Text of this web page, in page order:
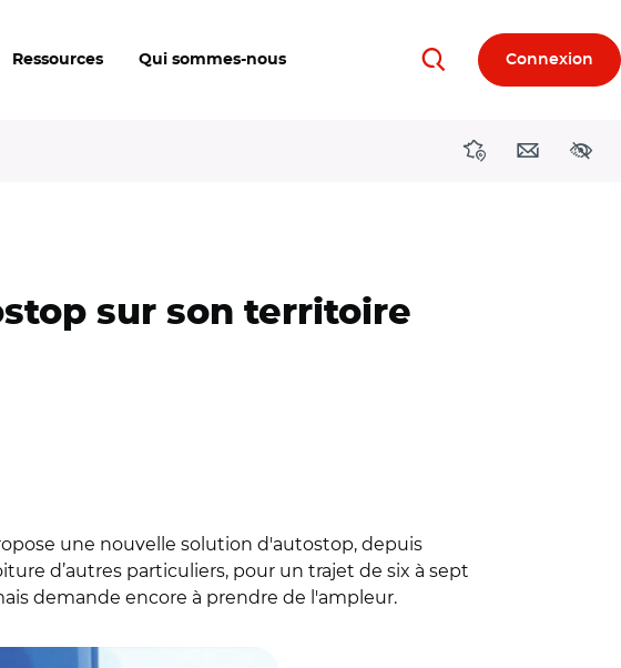
Ressources Qui sommes-nous RechercherConnexion
DirectionsContact
sur son territoire
une nouvelle solution d'autostop, depuis
d’autres particuliers, pour un trajet de six à sept
demande encore à prendre de l'ampleur.